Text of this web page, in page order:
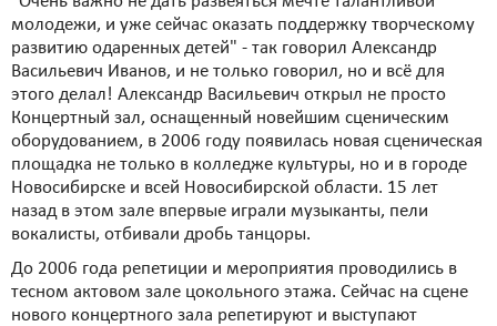
молодежи, и уже сейчас оказать поддержку творческому
развитию одаренных детей" - так говорил Александр
Васильевич Иванов, и не только говорил, но и всё для
этого делал! Александр Васильевич открыл не просто
Концертный зал, оснащенный новейшим сценическим
оборудованием, в 2006 году появилась новая сценическая
площадка не только в колледже культуры, но и в городе
Новосибирске и всей Новосибирской области. 15 лет
назад в этом зале впервые играли музыканты, пели
вокалисты, отбивали дробь танцоры.
До 2006 года репетиции и мероприятия проводились в
тесном актовом зале цокольного этажа. Сейчас на сцене
нового концертного зала репетируют и выступают